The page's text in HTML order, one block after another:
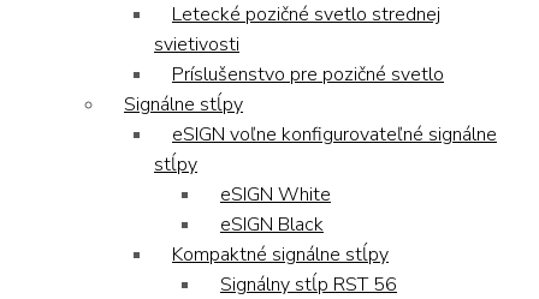
Letecké pozičné svetlo strednej
svietivosti
Príslušenstvo pre pozičné svetlo
Signálne stĺpy
eSIGN voľne konfigurovateľné signálne
stĺpy
eSIGN White
eSIGN Black
Kompaktné signálne stĺpy
Signálny stĺp RST 56